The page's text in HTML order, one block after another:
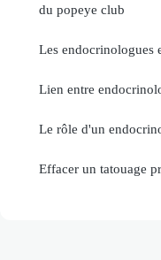
du popeye club
Les endocrinologues
Lien entre
Le rôle d'un
Effacer un tatouage